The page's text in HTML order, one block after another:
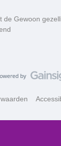
de Gewoon